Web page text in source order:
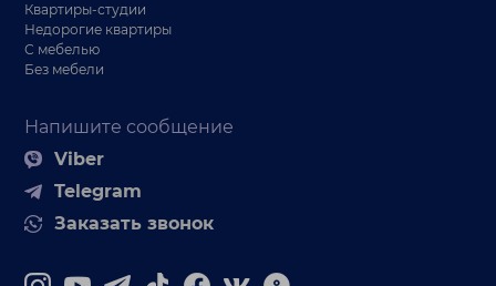
Напишите сообщение
Viber
Telegram
Заказать звонок
Квартиры-студии
Недорогие квартиры
С мебелью
Без мебели